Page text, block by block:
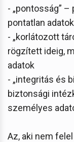
- „pontosság”
pontatlan
- „korlátozott
rögzített ideig,
adatok
- „integritás és
biztonsági
személyes
Az, aki nem